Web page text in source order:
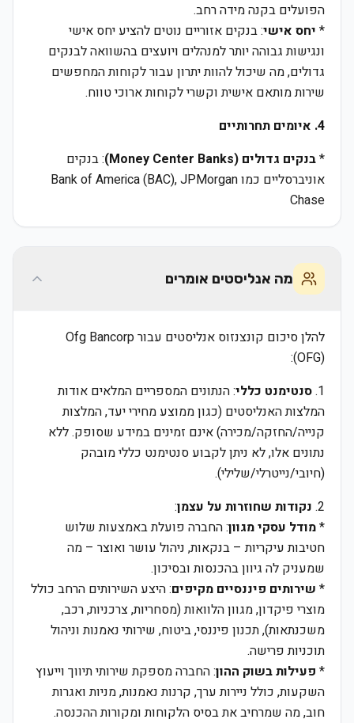
הפועלים בקנה מידה רחב.
* יחס אישי: בנקים אזוריים נוטים להציע יחס אישי
ונגישות גבוהה יותר למנהלים ויועצים בהשוואה לבנקים
גדולים, מה שיכול להוות יתרון עבור לקוחות המחפשים
שירות מותאם אישית וקשרי לקוחות ארוכי טווח.
4. איומים תחרותיים
*בנקים גדולים (Money Center Banks)
: בנקים
אוניברסליים כמו Bank of America (BAC), JPMorgan
Chase
מה אנליסטים אומרים
להלן סיכום קונצנזוס אנליסטים עבור Ofg Bancorp
(OFG):
1. סנטימנט כללי: הנתונים המספריים המלאים אודות
המלצות האנליסטים (כגון ממוצע מחירי יעד, המלצות
קנייה/החזקה/מכירה) אינם זמינים במידע שסופק. ללא
נתונים אלו, לא ניתן לקבוע סנטימנט כללי מובהק
(חיובי/נייטרלי/שלילי).
2. נקודות שחוזרות על עצמן:
*מודל עסקי מגוון: החברה פועלת באמצעות שלוש
חטיבות עיקריות – בנקאות, ניהול עושר ואוצר – מה
שמעניק לה גיוון בהכנסות ובסיכון.
* שירותים פיננסיים מקיפים: היצע השירותים הרחב כולל
מוצרי פיקדון, מגוון הלוואות (מסחריות, צרכניות, רכב,
משכנתאות), תכנון פיננסי, ביטוח, שירותי נאמנות וניהול
תוכניות פרישה.
* פעילות בשוק ההון: החברה מספקת שירותי תיווך וייעוץ
השקעות, כולל ניירות ערך, קרנות נאמנות, מניות ואגרות
חוב, מה שמרחיב את בסיס הלקוחות ומקורות ההכנסה.